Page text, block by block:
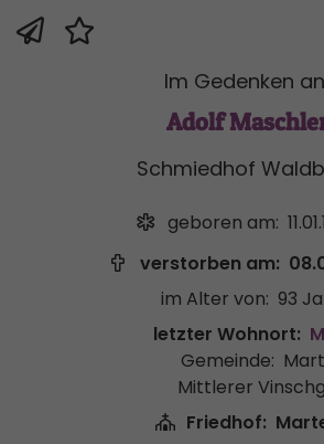
Im Gedenken
Adolf
Schmiedhof
geboren am:
verstorben am:
im Alter von: 93
letzter Wohnort:
Gemeinde:
Mittlerer
Friedhof: